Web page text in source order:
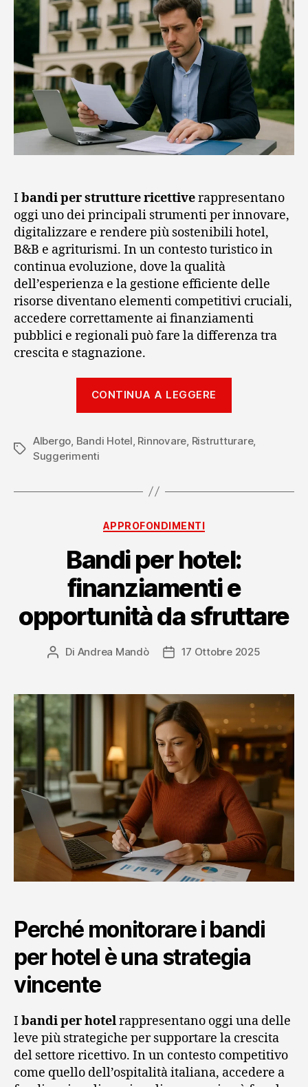
I bandi per strutture ricettiverappresentano
oggi uno dei principali strumenti per innovare,
digitalizzare e rendere più sostenibili hotel,
B&B e agriturismi. In un contesto turistico in
continua evoluzione, dove la qualità
dell’esperienza e la gestione efficiente delle
risorse diventano elementi competitivi cruciali,
accedere correttamente ai finanziamenti
pubblici e regionali può fare la differenza tra
crescita e stagnazione.
CONTINUA A LEGGERE
nei
Tag
Albergo, Bandi Hotel, Rinnovare, Ristrutturare,
Suggerimenti
Categorie
APPROFONDIMENTI
Bandi per hotel:
finanziamenti e
opportunità da sfruttare
Autore
Di Andrea Mandò
Data17 Ottobre 2025
Perché monitorare i bandi
per hotel è una strategia
vincente
I bandi per hotelrappresentano oggi una delle
leve più strategiche per supportare la crescita
del settore ricettivo. In un contesto competitivo
come quello dell’ospitalità italiana, accedere a